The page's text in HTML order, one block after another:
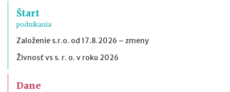
Štart
podnikania
Založenie s.r.o. od 17.8.2026 – zmeny
Živnosť vs s. r. o. v roku 2026
Dane